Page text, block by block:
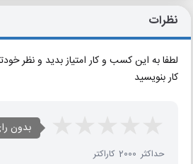
نظرات
لطفا به این کسب و کار امتیاز بدید و نظر
کار بنویسید
بدون
حداکثر 2000 کاراکتر